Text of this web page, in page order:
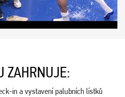
ZAHRNUJE:
in a vystavení palubních lístků